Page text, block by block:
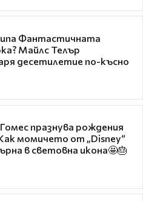
Фантастичната
Майлс Телър
десетилетие по-късно
празнува рождения
момичето от „Disney“
в световна икона🤩🎂